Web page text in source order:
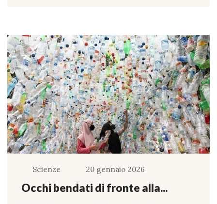
Scienze 20 gennaio 2026
Occhi bendati di fronte alla...